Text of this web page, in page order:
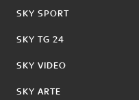
SKY SPORT
SKY TG 24
SKY VIDEO
SKY ARTE